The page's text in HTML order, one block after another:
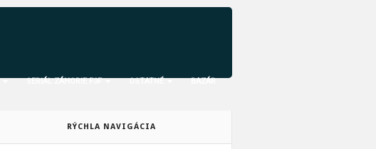
SERIÁL ZÁHORIE F3F OSTATNÉ BAZÁR
RÝCHLA NAVIGÁCIA